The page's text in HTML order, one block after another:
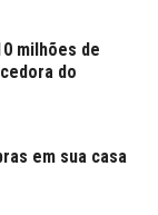
milhões de
do
em sua casa